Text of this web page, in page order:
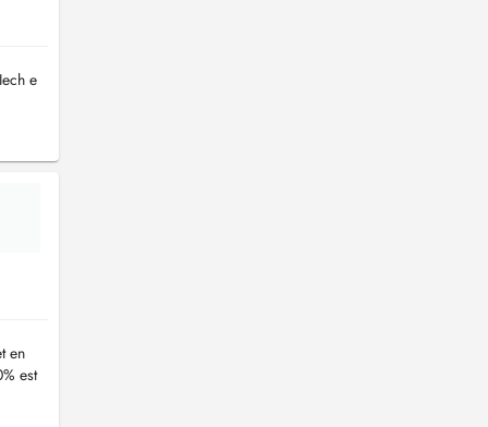
e
en
est